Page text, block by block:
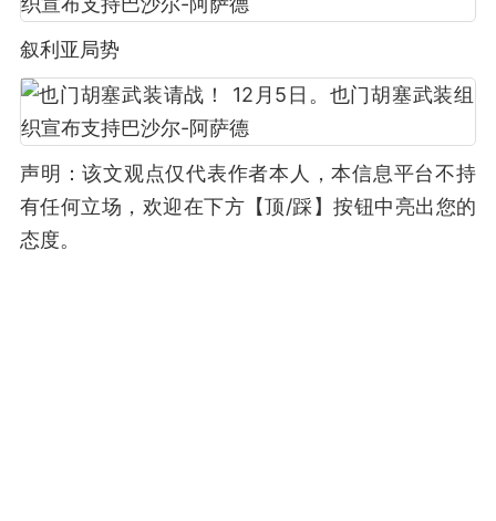
叙利亚局势
声明：该文观点仅代表作者本人，本信息平台不持
有任何立场，欢迎在下方【顶/踩】按钮中亮出您的
态度。